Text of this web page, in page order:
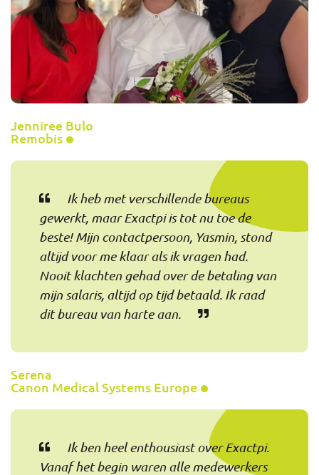
Jenniree Bulo
Remobis
Ik heb met verschillende bureaus
gewerkt, maar Exactpi is tot nu toe de
beste! Mijn contactpersoon, Yasmin, stond
altijd voor me klaar als ik vragen had.
Nooit klachten gehad over de betaling van
mijn salaris, altijd op tijd betaald. Ik raad
dit bureau van harte aan.
Serena
Canon Medical Systems Europe
Ik ben heel enthousiast over Exactpi.
Vanaf het begin waren alle medewerkers